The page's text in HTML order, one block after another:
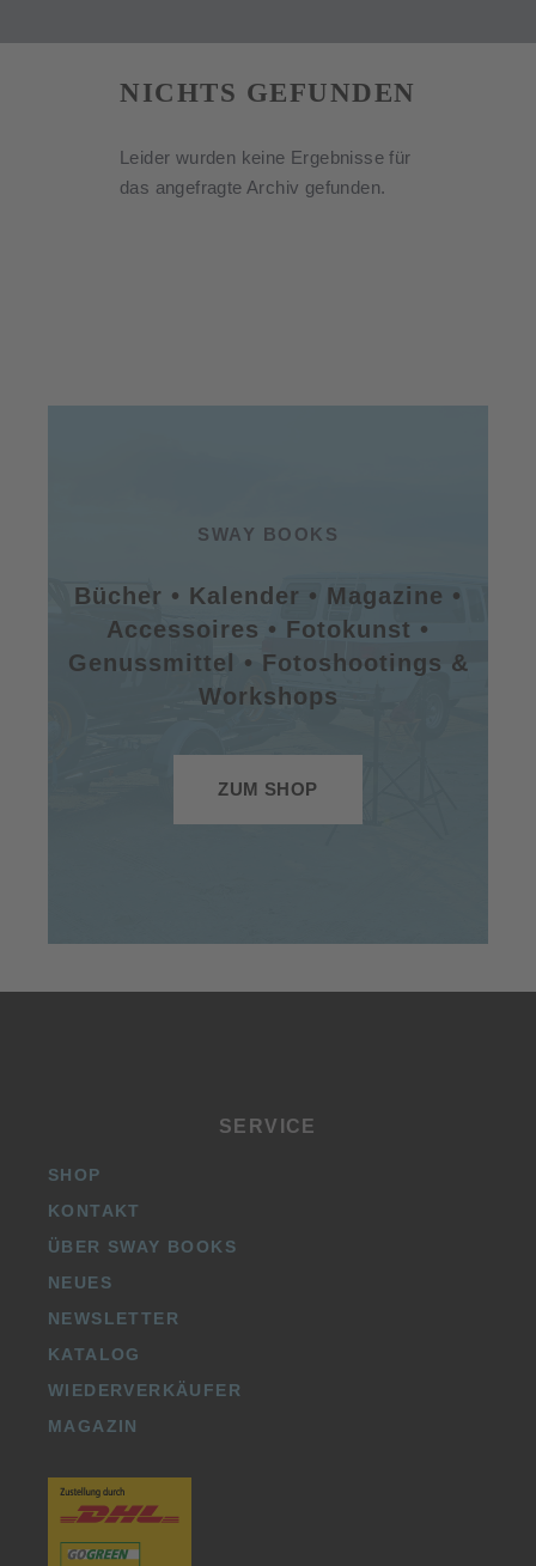
NICHTS GEFUNDEN
Leider wurden keine Ergebnisse für
das angefragte Archiv gefunden.
SWAY BOOKS
Bücher • Kalender • Magazine •
Accessoires • Fotokunst •
Genussmittel • Fotoshootings &
Workshops
ZUM SHOP
SERVICE
SHOP
KONTAKT
ÜBER SWAY BOOKS
NEUES
NEWSLETTER
KATALOG
WIEDERVERKÄUFER
MAGAZIN